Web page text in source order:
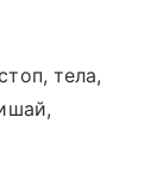
тела,